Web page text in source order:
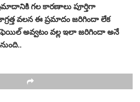
గల కారణాలు పూర్తిగా
వలన ఈ ప్రమాదం జరిగిందా లేక
ఫెయిల్ అవ్వటం వల్ల ఇలా జరిగిందా అనే